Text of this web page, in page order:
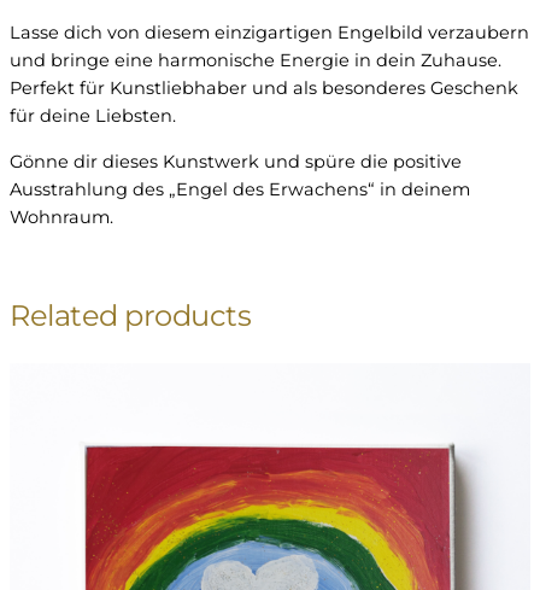
Lasse dich von diesem einzigartigen Engelbild verzaubern
und bringe eine harmonische Energie in dein Zuhause.
Perfekt für Kunstliebhaber und als besonderes Geschenk
für deine Liebsten.
Gönne dir dieses Kunstwerk und spüre die positive
Ausstrahlung des „Engel des Erwachens“ in deinem
Wohnraum.
Related products